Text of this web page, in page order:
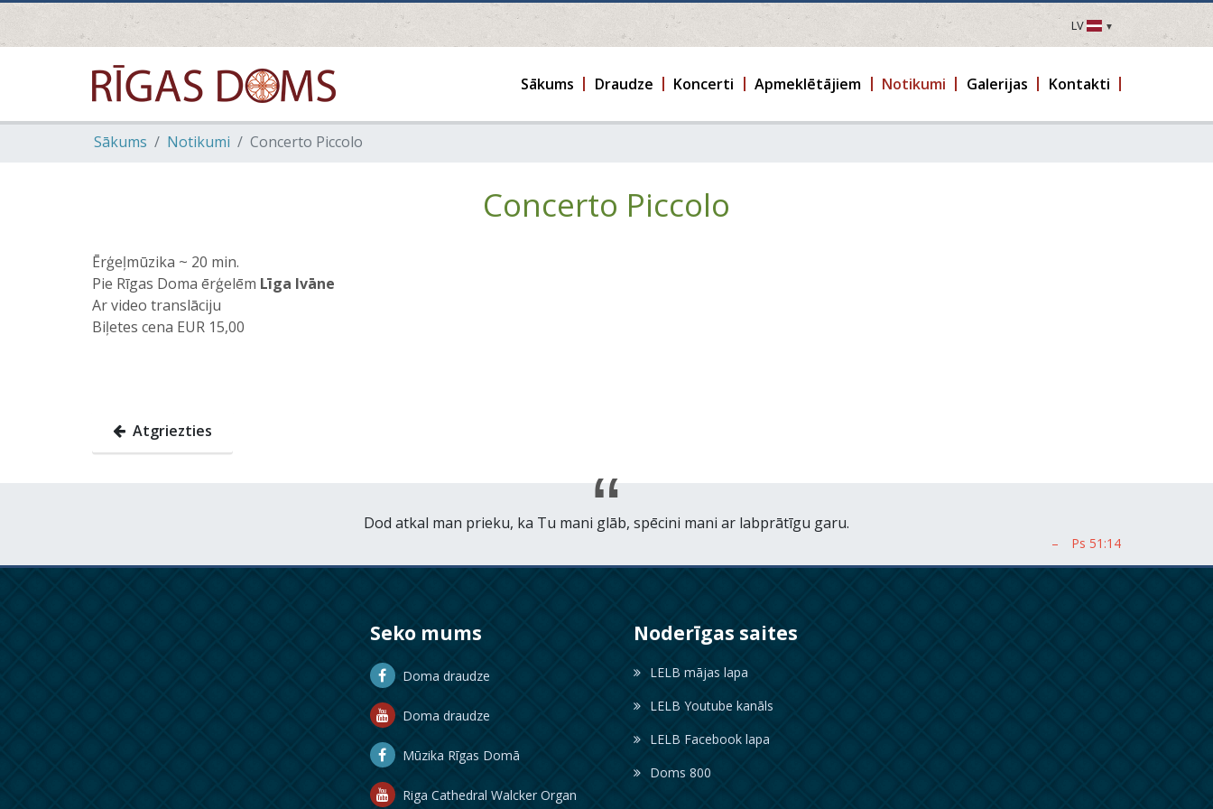
LV
LV
FR
Sākums Draudze Koncerti Apmeklētājiem Notikumi Galerijas Kontakti
Sākums Notikumi Concerto Piccolo
Concerto Piccolo
Ērģeļmūzika ~ 20 min.
Pie Rīgas Doma ērģelēm Līga Ivāne
Ar video translāciju
Biļetes cena EUR 15,00
Atgriezties
Dod atkal man prieku, ka Tu mani glāb, spēcini mani ar labprātīgu garu.
Seko mums
Doma draudze
Doma draudze
Mūzika Rīgas Domā
Riga Cathedral Walcker Organ
Noderīgas saites
LELB mājas lapa
LELB Youtube kanāls
LELB Facebook lapa
Doms 800